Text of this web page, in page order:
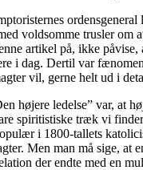
voldsomme trusler
artikel på, ikke
i dag. Dertil var
vil, gerne helt ud i
højere ledelse” var, at
spiritistiske træk vi
i 1800-tallets
Men man må sige, at
der endte med en